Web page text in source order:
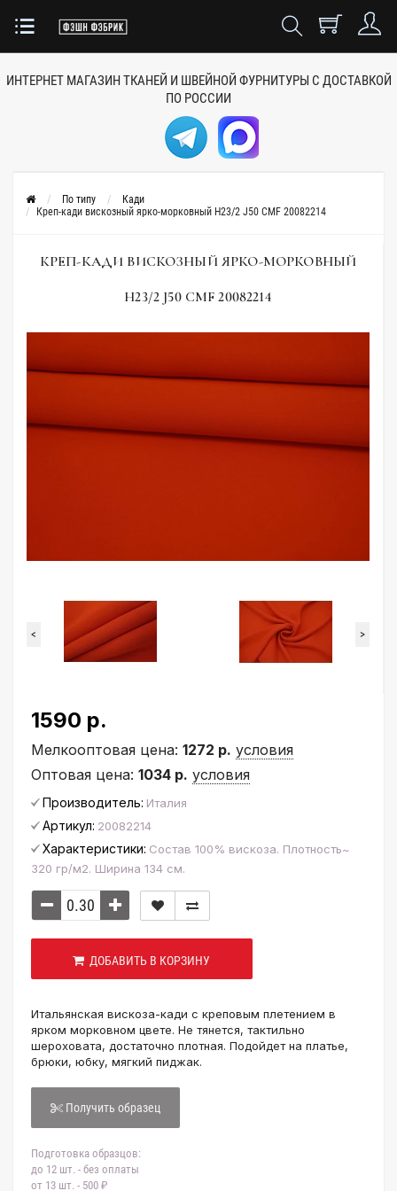
ИНТЕРНЕТ МАГАЗИН ТКАНЕЙ И ШВЕЙНОЙ ФУРНИТУРЫ С ДОСТАВКОЙ
ПО РОССИИ
По типу
Кади
Креп-кади вискозный ярко-морковный H23/2 J50 CMF 20082214
КРЕП-КАДИ ВИСКОЗНЫЙ ЯРКО-МОРКОВНЫЙ
H23/2 J50 CMF 20082214
< >
1590 р.
Мелкооптовая цена: 1272 р. условия
Оптовая цена: 1034 р. условия
Производитель: Италия
Артикул: 20082214
Характеристики: Состав 100% вискоза. Плотность~
320 гр/м2. Ширина 134 см.
ДОБАВИТЬ В КОРЗИНУ
Итальянская вискоза-кади с креповым плетением в
ярком морковном цвете. Не тянется, тактильно
шероховата, достаточно плотная. Подойдет на платье,
брюки, юбку, мягкий пиджак.
Получить образец
Подготовка образцов:
до 12 шт. - без оплаты
от 13 шт. - 500 ₽